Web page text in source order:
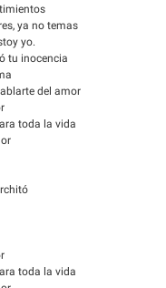
ya no temas
yo.
tu inocencia
del amor
toda la vida
toda la vida